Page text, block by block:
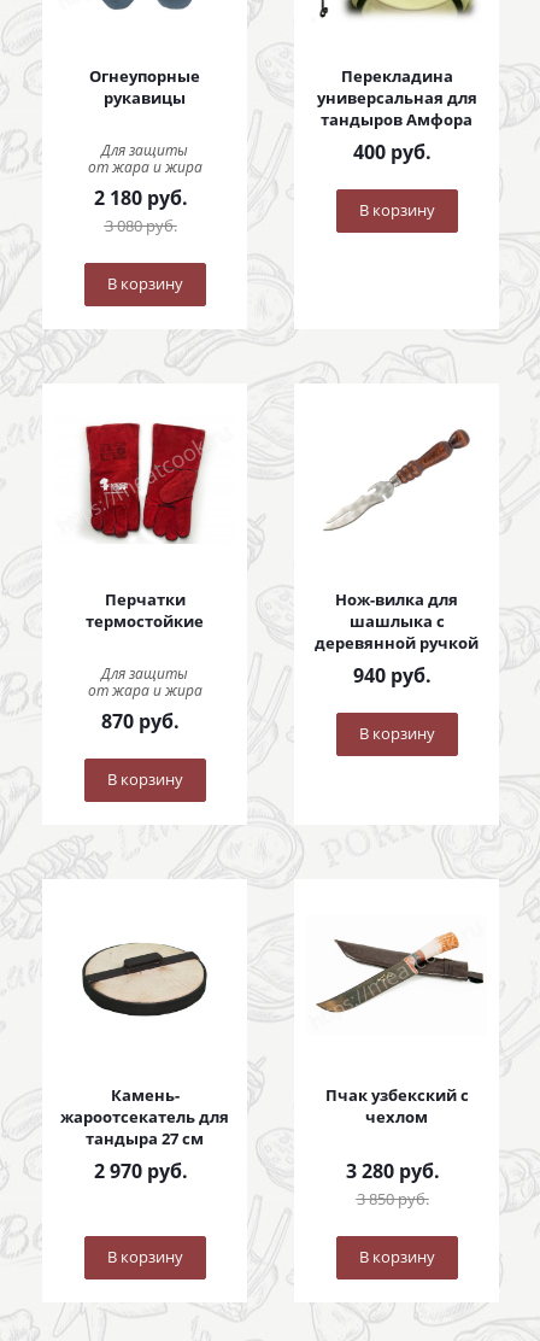
Огнеупорные
рукавицы
Для защиты
от жара и жира
2 180руб.
3 080руб.
В корзину
Перекладина
универсальная для
тандыров Амфора
400 руб.
В корзину
Перчатки
термостойкие
Для защиты
от жара и жира
870 руб.
В корзину
Нож-вилка для
шашлыка с
деревянной ручкой
940 руб.
В корзину
Камень-
жароотсекатель для
тандыра 27 см
2 970руб.
В корзину
Пчак узбекский с
чехлом
3 280руб.
3 850руб.
В корзину